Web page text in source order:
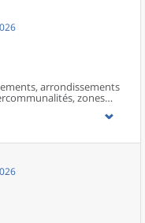
arrondissements
zones
aires d’attraction des